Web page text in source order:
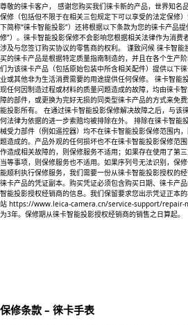
尊敬的徕卡客户， 感谢您购买我们徕卡新的产品，世界知名
保修（包括但不限于在相关三包规定下可以享受的法定保修
下简称“徕卡智能投影”）还将根据以下条款为您的徕卡产品
修”）。徕卡智能投影保修不会影响您根据相关法律作为消费
涉及与您签订购买协议的零售商的权利。 谨致问候 徕卡智
买的徕卡产品是根据特定质量指南制造的，并且在各个生产
们为该徕卡产品（包括原始包装中所含相关配件）提供以下
业或其他非为生活消费需要的用途提供任何保修。 徕卡智能
现任何因制造过程或材料的质量问题造成的故障，均由徕卡
障的部件，或更换为完好无损的同类型徕卡产品的方式来免
能投影所有。 在通过徕卡智能投影保修解决故障之后，与该
何法律为依据的进一步索赔均被排除在外。 排除在徕卡智能
械受力部件（例如遥控器）均不在徕卡智能投影保修范围内
题造成的。产品外观的任何损坏也不在徕卡智能投影保修范
作造成相关故障的，则保修服务不适用；如果存在使用了第
当等事项，则保修服务也不适用。如果序列号无法识别，保
能顺利执行保修服务，我们需要一份从徕卡智能投影授权的
徕卡产品的凭证副本。购买凭证必须包含购买日期、徕卡产
智能投影授权经销商的信息。我们保留要求您出示凭证正本
站 https://www.leica-camera.cn/service-support/repair-
为3年。保修期从徕卡智能投影授权经销商的销售之日算起。
保修条款 – 徕卡手表